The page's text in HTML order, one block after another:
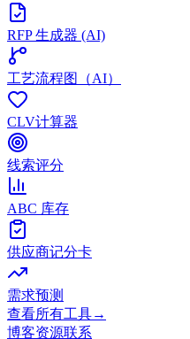
RFP 生成器 (AI)
工艺流程图（AI）
CLV计算器
线索评分
ABC 库存
供应商记分卡
需求预测
查看所有工具→
博客资源联系